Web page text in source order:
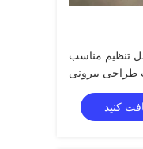
تنظیم مناسب
طراحی بیرونی
کنید